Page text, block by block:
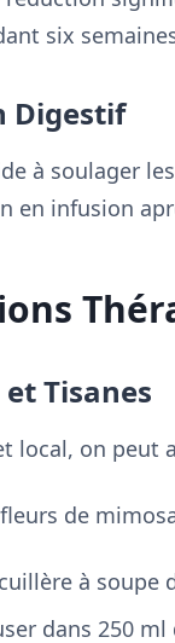
six
Digestif
à soulager
en infusion
Tisanes
local, on peut
de
à soupe
dans 250